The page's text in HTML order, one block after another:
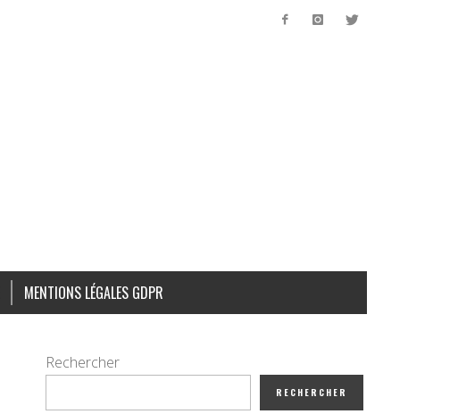
MENTIONS LÉGALES GDPR
Rechercher
RECHERCHER